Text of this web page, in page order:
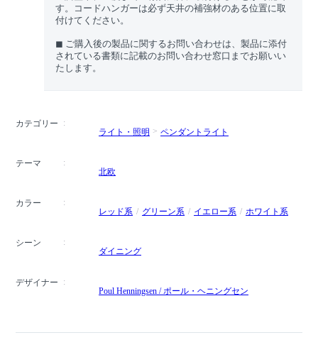
す。コードハンガーは必ず天井の補強材のある位置に取
付けてください。
◼︎ ご購入後の製品に関するお問い合わせは、製品に添付
されている書類に記載のお問い合わせ窓口までお願いい
たします。
カテゴリー
ライト・照明
ペンダントライト
テーマ
北欧
カラー
レッド系
グリーン系 イエロー系 ホワイト系
シーン
ダイニング
デザイナー
Poul Henningsen / ポール・ヘニングセン